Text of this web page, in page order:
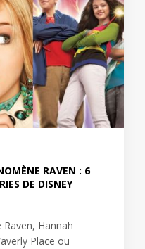
RAVEN : 6
DE DISNEY
Raven, Hannah
Place ou